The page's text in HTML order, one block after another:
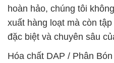
hoàn hảo, chúng tôi
xuất hàng loạt mà còn
đặc biệt và chuyên sâu
Hóa chất DAP / Phân